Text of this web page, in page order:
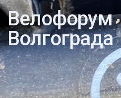
Велофорум
Волгограда